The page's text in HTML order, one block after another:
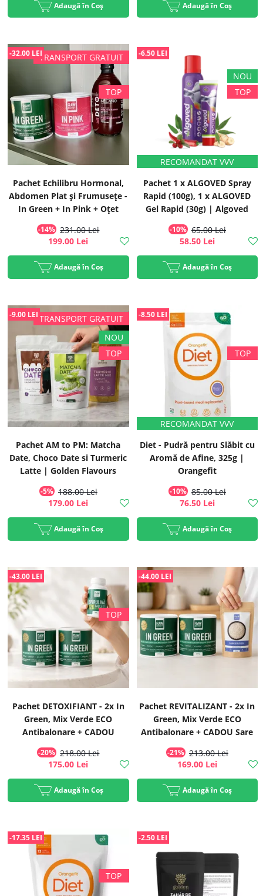
Adaugă în Coș Adaugă în Coș
Pachet Echilibru Hormonal,
Abdomen Plat și Frumusețe -
In Green + In Pink + Oțet
-14% 231.00 Lei
-32.00 LEI
199.00 Lei
Adaugă în Coș
Pachet 1 x ALGOVED Spray
Rapid (100g), 1 x ALGOVED
Gel Rapid (30g) | Algoved
-10% 65.00 Lei
-6.50 LEI
58.50 Lei
Adaugă în Coș
Pachet AM to PM: Matcha
Date, Choco Date si Turmeric
Latte | Golden Flavours
-5% 188.00 Lei
-9.00 LEI
179.00 Lei
Adaugă în Coș
Diet - Pudră pentru Slăbit cu
Aromă de Afine, 325g |
Orangefit
-10% 85.00 Lei
-8.50 LEI
76.50 Lei
Adaugă în Coș
Pachet DETOXIFIANT - 2x In
Green, Mix Verde ECO
Antibalonare + CADOU
Rawboost
-20% 218.00 Lei
-43.00 LEI
175.00 Lei
Adaugă în Coș
Pachet REVITALIZANT - 2x In
Green, Mix Verde ECO
Antibalonare + CADOU Sare
-21% 213.00 Lei
-44.00 LEI
169.00 Lei
Adaugă în Coș
-17.35 LEI -2.50 LEI